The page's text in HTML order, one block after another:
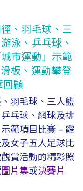
、羽毛球、三
泳、乒乓球、
市運動」示範
板、運動攀登
顧
羽毛球、三人籃
乓球、網球及排
範項目比賽 – 霹
女子五人足球比
賞活動的精彩照
圖片集或決賽片